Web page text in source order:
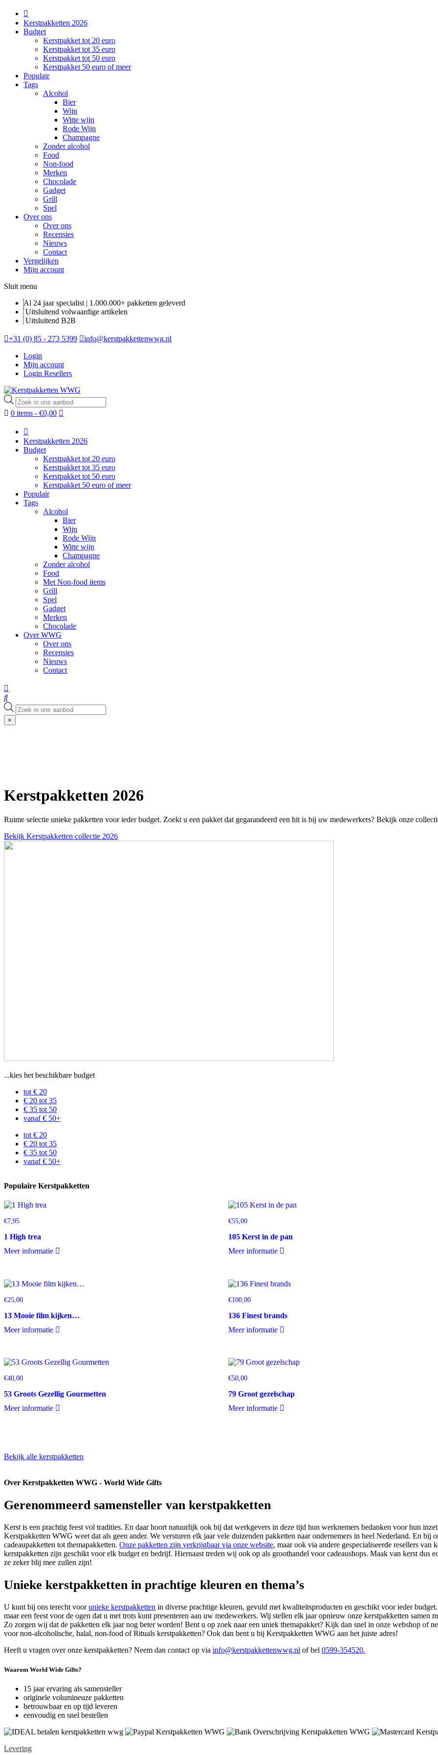
Kerstpakketten 2026
Budget
Kerstpakket tot 20 euro
Kerstpakket tot 35 euro
Kerstpakket tot 50 euro
Kerstpakket 50 euro of meer
Populair
Tags
Alcohol
Bier
Wijn
Witte wijn
Rode Wijn
Champagne
Zonder alcohol
Food
Non-food
Merken
Chocolade
Gadget
Grill
Spel
Over ons
Over ons
Recensies
Nieuws
Contact
Vergelijken
Mijn account
Sluit menu
Al 24 jaar specialist | 1.000.000+ pakketten geleverd
Uitsluitend volwaardige artikelen
Uitsluitend B2B
+31 (0) 85 - 273 5399 info@kerstpakkettenwwg.nl
Login
Mijn account
Login Resellers
Producten
zoeken
0 items - €0,00
Kerstpakketten 2026
Budget
Kerstpakket tot 20 euro
Kerstpakket tot 35 euro
Kerstpakket tot 50 euro
Kerstpakket 50 euro of meer
Populair
Tags
Alcohol
Bier
Wijn
Rode Wijn
Witte wijn
Champagne
Zonder alcohol
Food
Met Non-food items
Grill
Spel
Gadget
Merken
Chocolade
Over WWG
Over ons
Recensies
Nieuws
Contact
Producten
zoeken
×
Kerstpakketten 2026
Ruime selectie unieke pakketten voor ieder budget. Zoekt u een pakket dat gegarandeerd een hit is bij uw medewerkers? Bekijk onze
Bekijk Kerstpakketten collectie 2026
...kies het beschikbare budget
tot € 20
€ 20 tot 35
€ 35 tot 50
vanaf € 50+
tot € 20
€ 20 tot 35
€ 35 tot 50
vanaf € 50+
Populaire Kerstpakketten
€7,95
1 High trea
Meer informatie
€55,00
105 Kerst in de pan
Meer informatie
€25,00
13 Mooie film kijken…
Meer informatie
€100,00
136 Finest brands
Meer informatie
€40,00
53 Groots Gezellig Gourmetten
Meer informatie
€50,00
79 Groot gezelschap
Meer informatie
Bekijk alle kerstpakketten
Over Kerstpakketten WWG - World Wide Gifts
Gerenommeerd samensteller van kerstpakketten
Kerst is een prachtig feest vol tradities. En daar hoort natuurlijk ook bij dat werkgevers in deze tijd hun werknemers bedanken voor hun
Kerstpakketten WWG weet dat als geen ander. We versturen elk jaar vele duizenden pakketten naar ondernemers in heel Nederland. En bij
cadeaupakketten tot themapakketten. Onze pakketten zijn verkrijgbaar via onze website, maar ook via andere gespecialiseerde resellers
kerstpakketten zijn geschikt voor elk budget en bedrijf. Hiernaast treden wij ook op als groothandel voor cadeaushops. Maak van kerst dus
ze zeker blij mee zullen zijn!
Unieke kerstpakketten in prachtige kleuren en thema’s
U kunt bij ons terecht voorunieke kerstpakketten in diverse prachtige kleuren, gevuld met kwaliteitsproducten en geschikt voor ieder
maar een feest voor de ogen dat u met trots kunt presenteren aan uw medewerkers. Wij stellen elk jaar opnieuw onze kerstpakketten samen
Zo zorgen wij dat de pakketten elk jaar nog beter worden! Bent u op zoek naar een uniek themapakket? Kijk dan snel in onze webshop of
voor non-alcoholische, halal, non-food of Rituals kerstpakketten? Ook dan bent u bij Kerstpakketten WWG aan het juiste adres!
Heeft u vragen over onze kerstpakketten? Neem dan contact op via info@kerstpakkettenwwg.nl of bel 0599-354520.
Waarom World Wide Gifts?
15 jaar ervaring als samensteller
originele volumineuze pakketten
betrouwbaar en op tijd leveren
eenvoudig en snel bestellen
Levering